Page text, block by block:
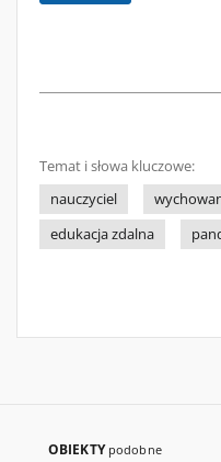
Temat i słowa kluczowe:
nauczyciel
edukacja zdalna
OBIEKTY podobne